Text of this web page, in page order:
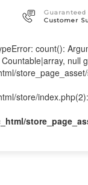
Guaranteed
Customer
count():
null
store/